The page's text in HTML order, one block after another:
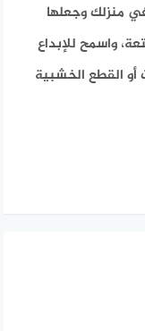
منزلك وجعلها
واسمح للإبداع
القطع الخشبية